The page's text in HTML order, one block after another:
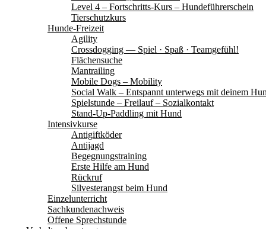
Level 4 – Fortschritts-Kurs – Hundeführerschein
Tierschutzkurs
Hunde-Freizeit
Agility
Crossdogging — Spiel · Spaß · Teamgefühl!
Flächensuche
Mantrailing
Mobile Dogs – Mobility
Social Walk – Entspannt unterwegs mit deinem
Spielstunde – Freilauf – Sozialkontakt
Stand-Up-Paddling mit Hund
Intensivkurse
Antigiftköder
Antijagd
Begegnungstraining
Erste Hilfe am Hund
Rückruf
Silvesterangst beim Hund
Einzelunterricht
Sachkundenachweis
Offene Sprechstunde